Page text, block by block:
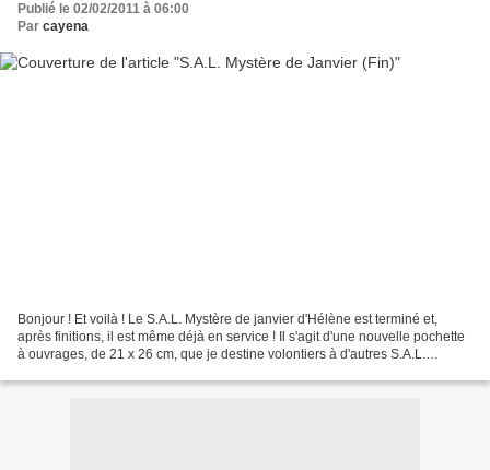
Publié le 02/02/2011 à 06:00
Par cayena
Bonjour ! Et voilà ! Le S.A.L. Mystère de janvier d'Hélène est terminé et,
après finitions, il est même déjà en service ! Il s'agit d'une nouvelle pochette
à ouvrages, de 21 x 26 cm, que je destine volontiers à d'autres S.A.L.